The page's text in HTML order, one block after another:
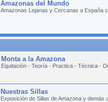
Amazonas del Mundo
Amazonas Lejanas y Cercanas a España
Monta a la Amazona
Equitación - Teoría - Practica - Técnica -
Nuestras Sillas
Exposición de Sillas de Amazona y demás